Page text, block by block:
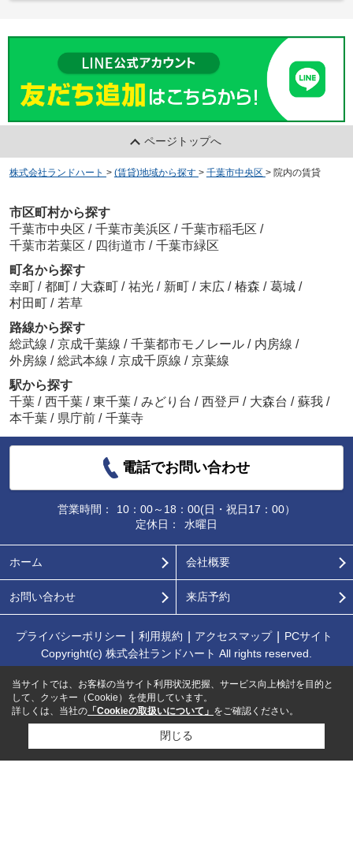
ページトップへ
株式会社ランドハート > (賃貸)地域から探す > 千葉市中央区 > 院内の賃貸
市区町村から探す
千葉市中央区 / 千葉市美浜区 / 千葉市稲毛区 /
千葉市若葉区 / 四街道市 / 千葉市緑区
町名から探す
幸町 / 都町 / 大森町 / 祐光 / 新町 / 末広 / 椿森 / 葛城 /
村田町 / 若草
路線から探す
総武線 / 京成千葉線 / 千葉都市モノレール / 内房線 /
外房線 / 総武本線 / 京成千原線 / 京葉線
駅から探す
千葉 / 西千葉 / 東千葉 / みどり台 / 西登戸 / 大森台 / 蘇我 /
本千葉 / 県庁前 / 千葉寺
電話でお問い合わせ
営業時間：
10：00～18：00(日・祝日17：00）
定休日：
水曜日
ホーム 会社概要
お問い合わせ 来店予約
プライバシーポリシー 利用規約 アクセスマップ
PCサイト
Copyright(c) 株式会社ランドハート All rights reserved.
当サイトでは、お客様の当サイト利用状況把握、サービス向上検討を目的と
して、クッキー（Cookie）を使用しています。
詳しくは、当社の 「Cookieの取扱いについて」 をご確認ください。
閉じる